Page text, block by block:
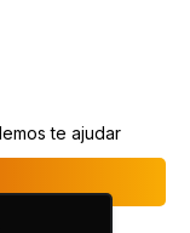
te ajudar